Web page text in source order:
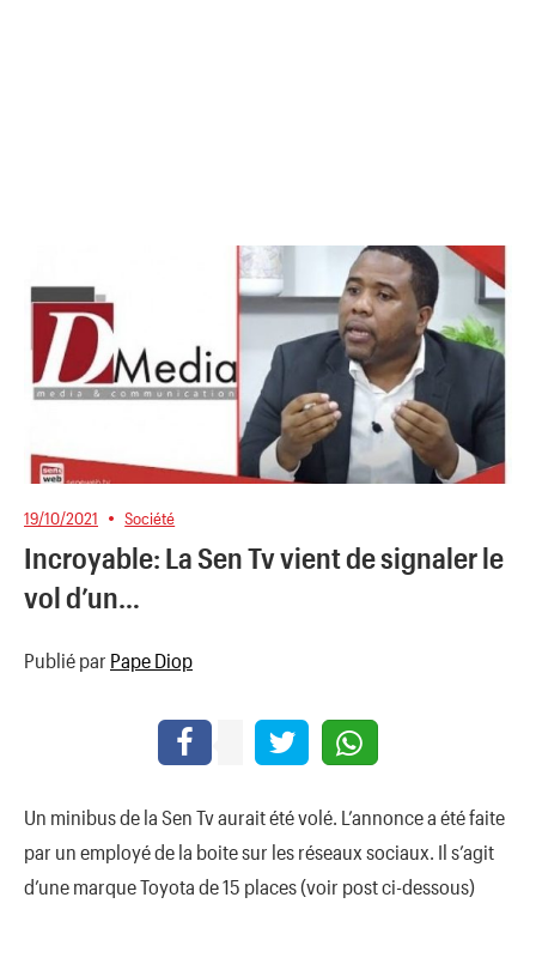
19/10/2021 Société
Incroyable: La Sen Tv vient de signaler le
vol d’un…
Publié par Pape Diop
Un minibus de la Sen Tv aurait été volé. L’annonce a été faite
par un employé de la boite sur les réseaux sociaux. Il s’agit
d’une marque Toyota de 15 places (voir post ci-dessous)